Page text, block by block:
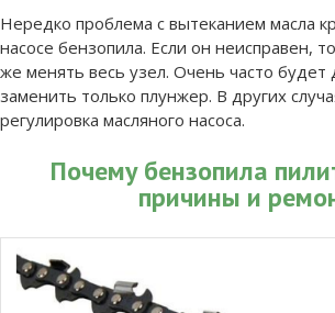
Нередко проблема с вытеканием масла
насосе бензопила. Если он неисправен,
же менять весь узел. Очень часто будет
заменить только плунжер. В других
регулировка масляного насоса.
Почему бензопила
причины и